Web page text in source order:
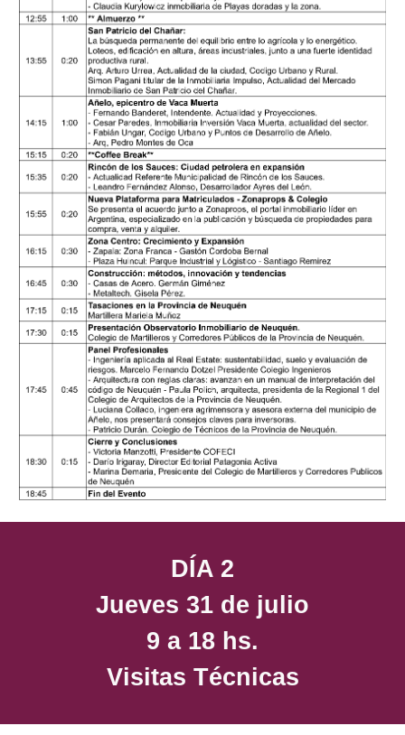
DÍA 2
Jueves 31 de julio
9 a 18 hs.
Visitas Técnicas